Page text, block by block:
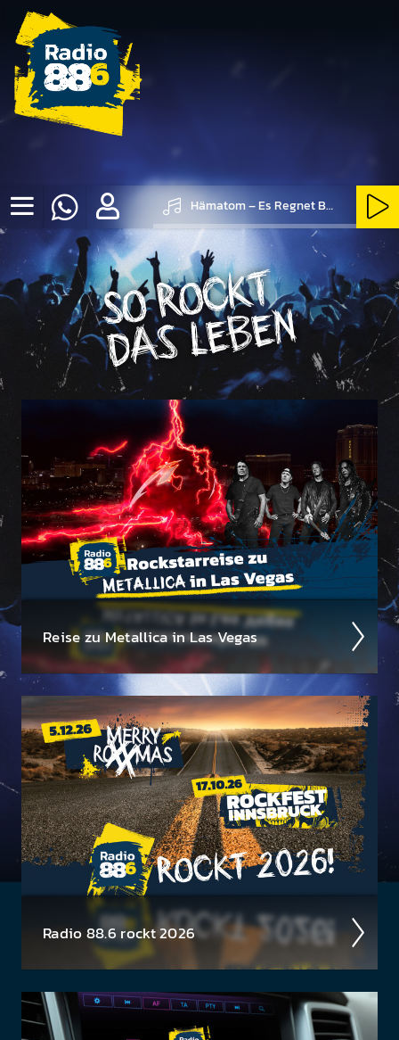
Hämatom – Es Regnet Bier
SO ROCKT DAS LEBEN
Reise zu Metal­lica in Las Vegas
Wir suchen einen Metal­lica-Megafan für die 88.6
Rock­star­reise zu Metal­lica im Sphere in Las Vegas am
1. Oktober 2026!
Radio 88.6 rockt 2026
Auch 2026 heißt es: Wir sind ROCK­FEST! Jetzt
schon die Tickets für unsere 88.6 Events checken.